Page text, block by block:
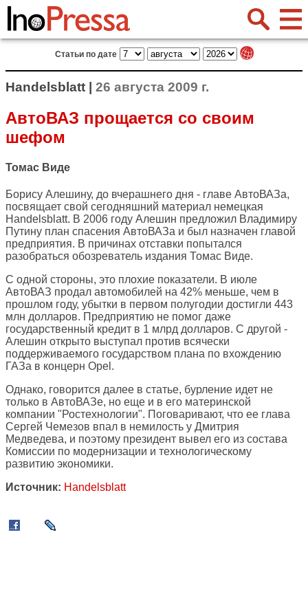
Статьи по дате
Handelsblatt | 26 августа 2009 г.
АвтоВАЗ прощается со своим
шефом
Томас Виде
Борису Алешину, до вчерашнего дня - главе АвтоВАЗа,
посвящает свой сегодняшний материал немецкая
Handelsblatt. В 2006 году Алешин предложил Владимиру
Путину план спасения АвтоВАЗа и был назначен главой
предприятия. В причинах отставки попытался
разобраться обозреватель издания Томас Виде.
С одной стороны, это плохие показатели. В июле
АвтоВАЗ продал автомобилей на 42% меньше, чем в
прошлом году, убытки в первом полугодии достигли 443
млн долларов. Предприятию не помог даже
государственный кредит в 1 млрд долларов. С другой -
Алешин открыто выступал против всячески
поддерживаемого государством плана по вхождению
ГАЗа в концерн Opel.
Однако, говорится далее в статье, бурление идет не
только в АвтоВАЗе, но еще и в его материнской
компании "Ростехнологии". Поговаривают, что ее глава
Сергей Чемезов впал в немилость у Дмитрия
Медведева, и поэтому президент вывел его из состава
Комиссии по модернизации и технологическому
развитию экономики.
Источник: Handelsblatt